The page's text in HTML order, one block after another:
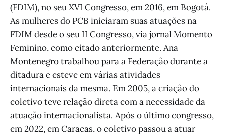
(FDIM), no seu XVI Congresso, em 2016, em Bogotá.
As mulheres do PCB iniciaram suas atuações na
FDIM desde o seu II Congresso, via jornal Momento
Feminino, como citado anteriormente. Ana
Montenegro trabalhou para a Federação durante a
ditadura e esteve em várias atividades
internacionais da mesma. Em 2005, a criação do
coletivo teve relação direta com a necessidade da
atuação internacionalista. Após o último congresso,
em 2022, em Caracas, o coletivo passou a atuar